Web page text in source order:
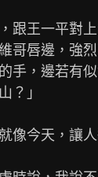
跟王一平對
哥唇邊，強
手，邊若有
？」
像今天，讓